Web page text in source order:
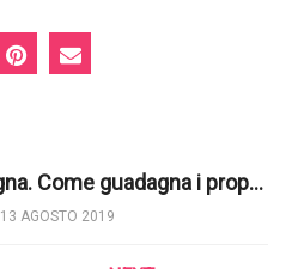
Gran Bretagna. Come guadagna i propri soldi la monarchia? E quali vantaggi economici porta al Regno Unito? | Business Insider
13 AGOSTO 2019